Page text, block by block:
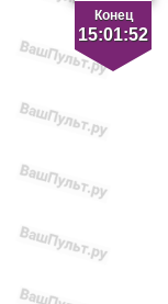
Конец
15:01:51